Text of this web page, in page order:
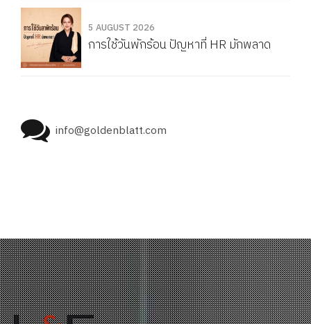
5 AUGUST 2026
การใช้วันพักร้อน ปัญหาที่ HR มักพลาด
info@goldenblatt.com